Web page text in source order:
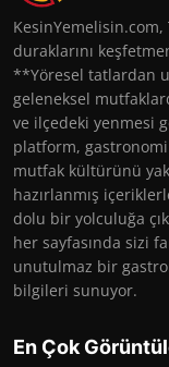
duraklarını
**Yöresel tatlardan
geleneksel
ve ilçedeki yenmesi
platform,
mutfak kültürünü
hazırlanmış
dolu bir yolculuğa
her sayfasında sizi
unutulmaz bir
bilgileri sunuyor.
En Çok